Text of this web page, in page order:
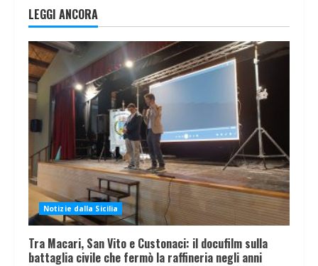
LEGGI ANCORA
Notizie dalla Sicilia
Tra Macari, San Vito e Custonaci: il docufilm sulla
battaglia civile che fermò la raffineria negli anni